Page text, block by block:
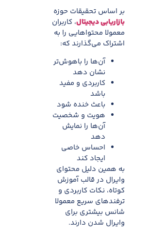
بر اساس تحقیقات حوزه
بازاریابی دیجیتال، کاربران
معمولا محتواهایی را به
اشتراک می‌گذارند که:
آن‌ها را باهوش‌تر
نشان دهد
کاربردی و مفید
باشد
باعث خنده شود
هویت و شخصیت
آن‌ها را نمایش
دهد
احساس خاصی
ایجاد کند
به همین دلیل محتوای
وایرال در قالب آموزش
کوتاه، نکات کاربردی و
ترفندهای سریع معمولا
شانس بیشتری برای
وایرال شدن دارند.